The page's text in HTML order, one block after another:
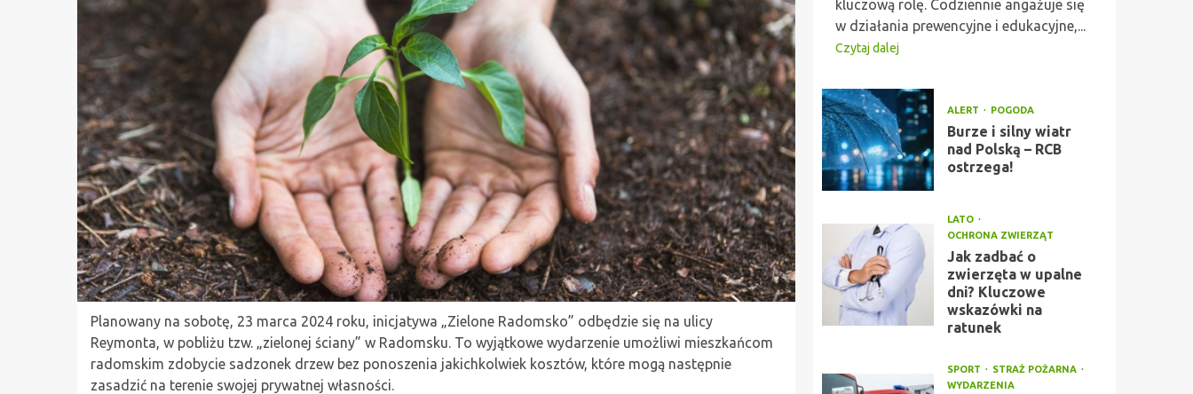
Planowany na sobotę, 23 marca 2024 roku, inicjatywa „Zielone Radomsko” odbędzie się na ulicy
Reymonta, w pobliżu tzw. „zielonej ściany” w Radomsku. To wyjątkowe wydarzenie umożliwi mieszkańcom
radomskim zdobycie sadzonek drzew bez ponoszenia jakichkolwiek kosztów, które mogą następnie
zasadzić na terenie swojej prywatnej własności.
kluczową rolę. Codziennie angażuje się
w działania prewencyjne i edukacyjne,...
Czytaj dalej
ALERT POGODA
Burze i silny wiatr
nad Polską – RCB
ostrzega!
LATO
OCHRONA ZWIERZĄT
Jak zadbać o
zwierzęta w upalne
dni? Kluczowe
wskazówki na
ratunek
SPORT
STRAŻ POŻARNA
WYDARZENIA